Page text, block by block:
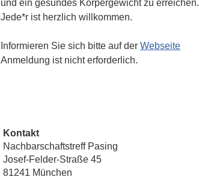
und ein gesundes Körpergewicht zu erreichen.
Jede*r ist herzlich willkommen.
Informieren Sie sich bitte auf der Webseite
Anmeldung ist nicht erforderlich.
Kontakt
Nachbarschaftstreff Pasing
Josef-Felder-Straße 45
81241 München